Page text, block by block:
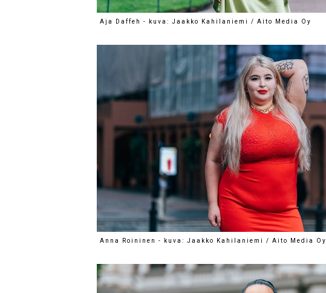
Aja Daffeh - kuva: Jaakko Kahilaniemi / Aito Media Oy
Anna Roininen - kuva: Jaakko Kahilaniemi / Aito Media Oy